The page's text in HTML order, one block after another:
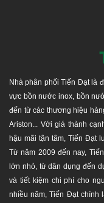
Hotline tư
Hãy liên hệ
Nhà phân phối Tiến Đạt là
vực bồn nước inox, bồn
đến từ các thương hiệu
Ariston... Với giá thành
hậu mãi tận tâm, Tiến Đạt
Từ năm 2009 đến nay,
lớn nhỏ, từ dân dụng đến
và tiết kiệm chi phí cho
nhiều năm, Tiến Đạt chính